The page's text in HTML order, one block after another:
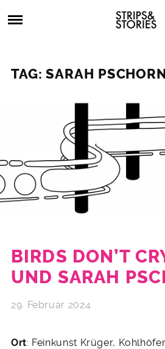
to
Strips
&
Stories
Comics,
TAG: SARAH
BIRDS DON’T
UND SARAH
29. Februar 2024
Ort: Feinkunst Krüger,